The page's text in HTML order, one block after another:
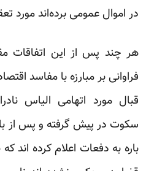
در اموال عمومی برده‌اند مورد
هر چند پس از این اتفاقات
فراوانی بر مبارزه با مفاسد
قبال مورد اتهامی الیاس
سکوت در پیش گرفته و پس از
باره به دفعات اعلام کرده اند